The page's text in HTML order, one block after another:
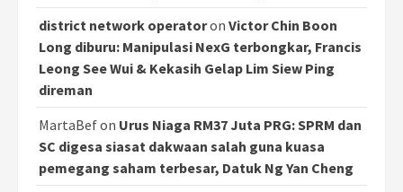
district network operatoron Victor Chin Boon
Long diburu: Manipulasi NexG terbongkar, Francis
Leong See Wui & Kekasih Gelap Lim Siew Ping
direman
MartaBefon Urus Niaga RM37 Juta PRG: SPRM dan
SC digesa siasat dakwaan salah guna kuasa
pemegang saham terbesar, Datuk Ng Yan Cheng